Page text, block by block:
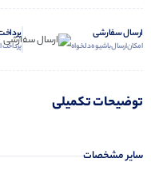
ارسال سفارشی
امکان ارسال با شیوه دلخواه پرداخت
توضیحات تکمیلی
سایر مشخصات